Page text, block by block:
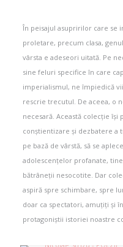
În peisajul asupririlor care se
proletare, precum clasa,
vârsta e adeseori uitată. Pe
sine feluri specifice în care
imperialismul, ne împiedică
rescrie trecutul. De aceea, o
necesară. Această colecție își
conștientizare și dezbatere
pe bază de vârstă, să se
adolescențelor profanate,
bătrâneții nesocotite. Dar
aspiră spre schimbare, spre
doar ca spectatori, amuțiți și
protagoniștii istoriei noastre